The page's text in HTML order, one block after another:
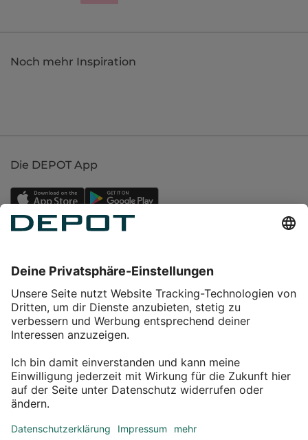
Noch mehr Inspiration
Die DEPOT App
Service
Über DEPOT
Kontakt